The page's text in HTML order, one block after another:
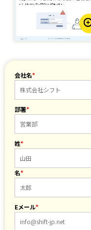
会社名*
部署*
姓*
名*
Eメール*